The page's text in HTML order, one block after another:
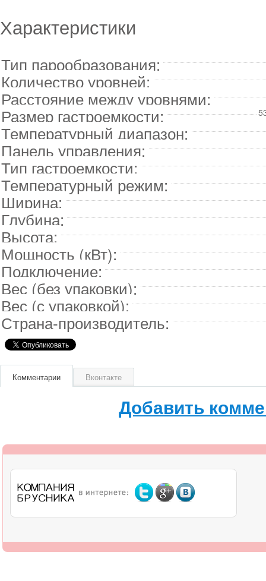
Характеристики
Тип парообразования:
Количество уровней:
Расстояние между уровнями:
Размер гастроемкости:
Температурный диапазон:
Панель управления:
Тип гастроемкости:
Температурный режим:
Ширина:
Глубина:
Высота:
Мощность (кВт):
Подключение:
Вес (без упаковки):
Вес (с упаковкой):
Страна-производитель:
Комментарии Вконтакте
Добавить